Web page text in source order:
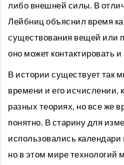
либо внешней силы. В
Лейбниц объяснил время
существования вещей или
оно может контактировать
В истории существует так
времени и его исчислении,
разных теориях, но все же
понятно. В старину для
использовались
но в этом мире технологий